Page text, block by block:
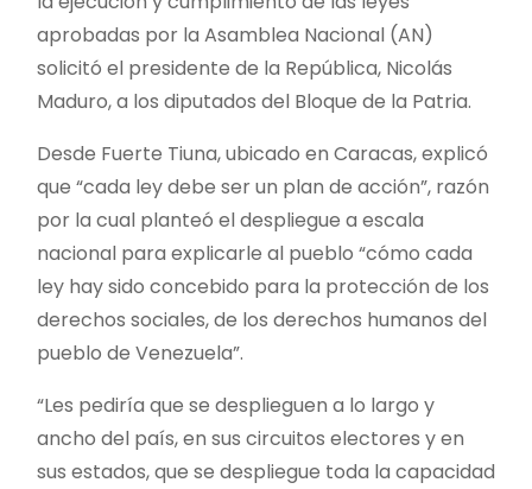
aprobadas por la Asamblea Nacional (AN)
solicitó el presidente de la República, Nicolás
Maduro, a los diputados del Bloque de la Patria.
Desde Fuerte Tiuna, ubicado en Caracas, explicó
que “cada ley debe ser un plan de acción”, razón
por la cual planteó el despliegue a escala
nacional para explicarle al pueblo “cómo cada
ley hay sido concebido para la protección de los
derechos sociales, de los derechos humanos del
pueblo de Venezuela”.
“Les pediría que se desplieguen a lo largo y
ancho del país, en sus circuitos electores y en
sus estados, que se despliegue toda la capacidad